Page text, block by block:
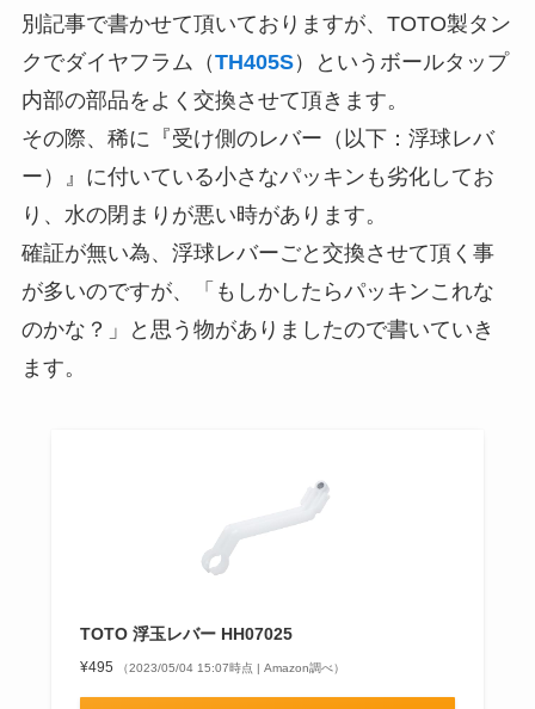
別記事で書かせて頂いておりますが、TOTO製タン
クでダイヤフラム（TH405S）というボールタップ
内部の部品をよく交換させて頂きます。
その際、稀に『受け側のレバー（以下：浮球レバ
ー）』に付いている小さなパッキンも劣化してお
り、水の閉まりが悪い時があります。
確証が無い為、浮球レバーごと交換させて頂く事
が多いのですが、「もしかしたらパッキンこれな
のかな？」と思う物がありましたので書いていき
ます。
TOTO 浮玉レバー HH07025
¥495 （2023/05/04 15:07時点 | Amazon調べ）